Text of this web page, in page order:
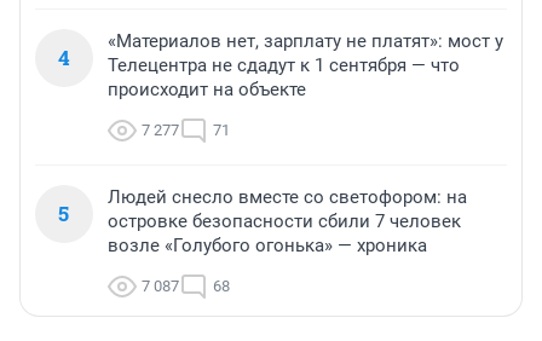
4
«Материалов нет, зарплату не платят»: мост у
Телецентра не сдадут к 1 сентября — что
происходит на объекте
7 277 71
5
Людей снесло вместе со светофором: на
островке безопасности сбили 7 человек
возле «Голубого огонька» — хроника
7 087 68